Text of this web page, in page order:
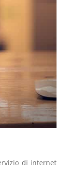
di internet